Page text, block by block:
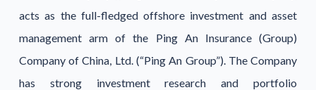
acts as the full-fledged offshore investment and asset
management arm of the Ping An Insurance (Group)
Company of China, Ltd. (“Ping An Group”). The Company
has strong investment research and portfolio